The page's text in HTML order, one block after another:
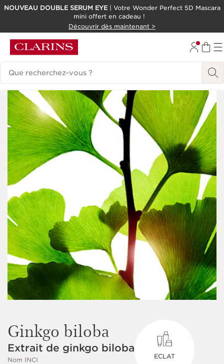
ALLER AU CONTENU
NOUVEAU DOUBLE SERUM EYE| Votre Wonder Perfect 5D Mascara
mini offert en cadeau !
Découvrir dès maintenant >
Historique des recherches
Ginkgo biloba
Extrait de ginkgo biloba
Nom INCI ECLAT